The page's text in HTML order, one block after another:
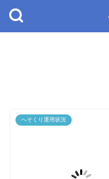
へそくり運用状況